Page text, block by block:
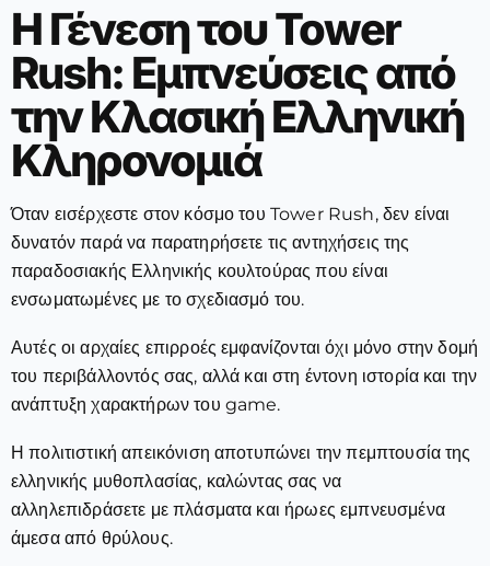
Η Γένεση του Tower
Rush: Εμπνεύσεις από
την Κλασική Ελληνική
Κληρονομιά
Όταν εισέρχεστε στον κόσμο του Tower Rush, δεν είναι
δυνατόν παρά να παρατηρήσετε τις αντηχήσεις της
παραδοσιακής Ελληνικής κουλτούρας που είναι
ενσωματωμένες με το σχεδιασμό του.
Αυτές οι αρχαίες επιρροές εμφανίζονται όχι μόνο στην δομή
του περιβάλλοντός σας, αλλά και στη έντονη ιστορία και την
ανάπτυξη χαρακτήρων του game.
Η πολιτιστική απεικόνιση αποτυπώνει την πεμπτουσία της
ελληνικής μυθοπλασίας, καλώντας σας να
αλληλεπιδράσετε με πλάσματα και ήρωες εμπνευσμένα
άμεσα από θρύλους.